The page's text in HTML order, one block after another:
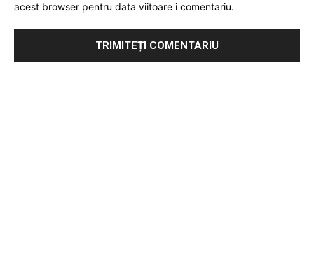
acest browser pentru data viitoare i comentariu.